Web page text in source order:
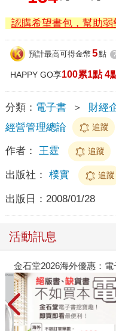
認購希望書包，幫助弱
預計最高可得金幣 5點 ?
HAPPY GO享100累1點 4
分類： 電子書 ＞ 財經
經營管理總論
追蹤
作者： 王霆 追蹤
出版社： 樸實 追蹤
出版日： 2008/01/28
活動訊息
金石堂2026海外優惠：電